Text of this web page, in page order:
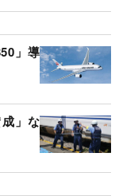
」導
」な